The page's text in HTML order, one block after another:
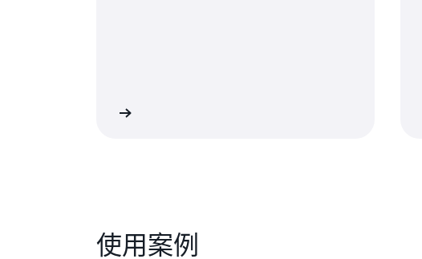
使用案例